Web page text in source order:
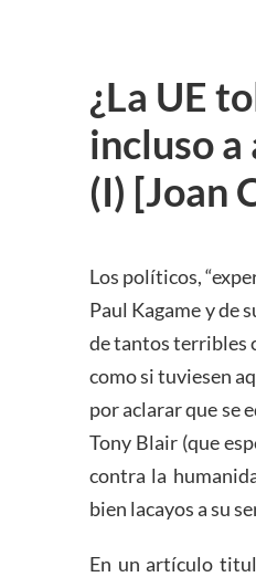
¿La UE
incluso
(I) [Joan
Los políticos,
Paul Kagame y de
de tantos terribles
como si tuviesen
por aclarar que se
Tony Blair (que
contra la
bien lacayos a su
En un artículo